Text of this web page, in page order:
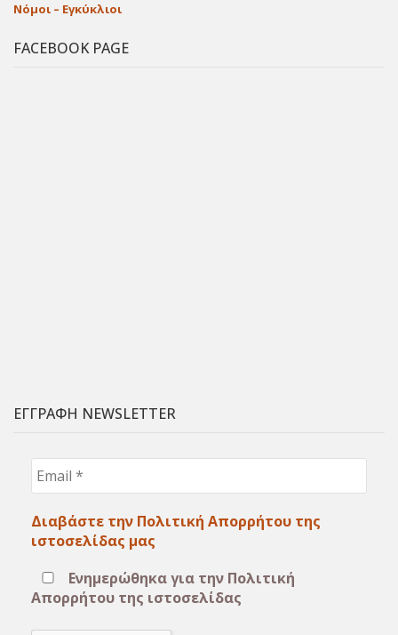
Νόμοι – Εγκύκλιοι
FACEBOOK PAGE
ΕΓΓΡΑΦΗ NEWSLETTER
Διαβάστε την Πολιτική Απορρήτου της
ιστοσελίδας μας
Ενημερώθηκα για την Πολιτική
Απορρήτου της ιστοσελίδας